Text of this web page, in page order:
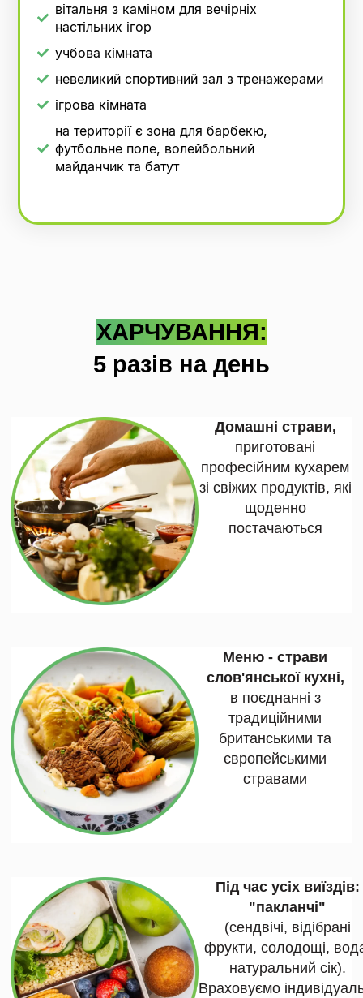
вітальня з каміном для вечірніх
настільних ігор
учбова кімната
невеликий спортивний зал з тренажерами
ігрова кімната
на території є зона для барбекю,
футбольне поле, волейбольний
майданчик та батут
ХАРЧУВАННЯ:
5 разів на день
Домашні страви,
приготовані
професійним кухарем
зі свіжих продуктів, які
щоденно
постачаються
Меню - страви
слов'янської кухні,
в поєднанні з
традиційними
британськими та
європейськими
стравами
Під час усіх виїздів:
"пакланчі"
(сендвічі, відібрані
фрукти, солодощі,
натуральний сік).
Враховуємо